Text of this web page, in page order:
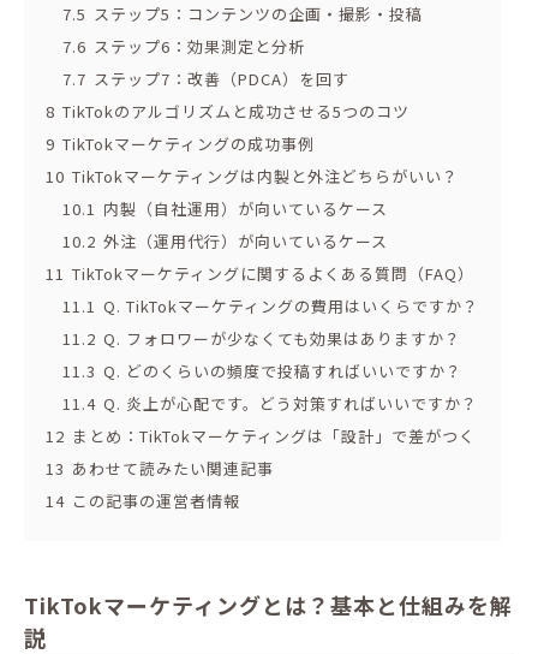
7.5 ステップ5：コンテンツの企画・撮影・投稿
7.6 ステップ6：効果測定と分析
7.7 ステップ7：改善（PDCA）を回す
8 TikTokのアルゴリズムと成功させる5つのコツ
9 TikTokマーケティングの成功事例
10 TikTokマーケティングは内製と外注どちらがいい？
10.1 内製（自社運用）が向いているケース
10.2 外注（運用代行）が向いているケース
11 TikTokマーケティングに関するよくある質問（FAQ）
11.1 Q. TikTokマーケティングの費用はいくらですか？
11.2 Q. フォロワーが少なくても効果はありますか？
11.3 Q. どのくらいの頻度で投稿すればいいですか？
11.4 Q. 炎上が心配です。どう対策すればいいですか？
12 まとめ：TikTokマーケティングは「設計」で差がつく
13 あわせて読みたい関連記事
14 この記事の運営者情報
TikTokマーケティングとは？基本と仕組みを解
説